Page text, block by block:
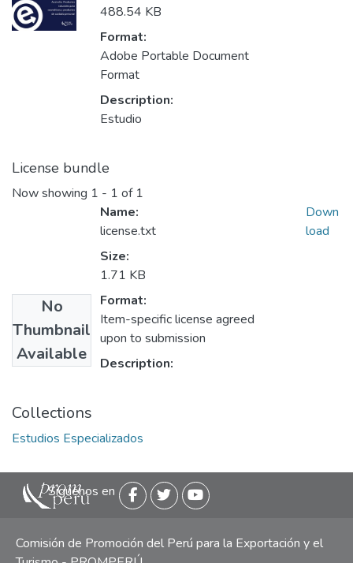
488.54 KB
Format:
Adobe Portable Document
Format
Description:
Estudio
License bundle
Now showing 1 - 1 of 1
No
Thumbnail
Available
Name:
license.txt
Size:
1.71 KB
Format:
Item-specific license agreed
upon to submission
Description:
Down
load
Collections
Estudios Especializados
Siguenos en
Comisión de Promoción del Perú para la Exportación y el